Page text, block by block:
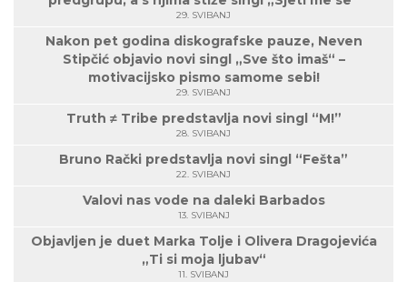
29. SVIBANJ
Nakon pet godina diskografske pauze, Neven
Stipčić objavio novi singl „Sve što imaš“ –
motivacijsko pismo samome sebi!
29. SVIBANJ
Truth ≠ Tribe predstavlja novi singl “M!”
28. SVIBANJ
Bruno Rački predstavlja novi singl “Fešta”
22. SVIBANJ
Valovi nas vode na daleki Barbados
13. SVIBANJ
Objavljen je duet Marka Tolje i Olivera Dragojevića
„Ti si moja ljubav“
11. SVIBANJ